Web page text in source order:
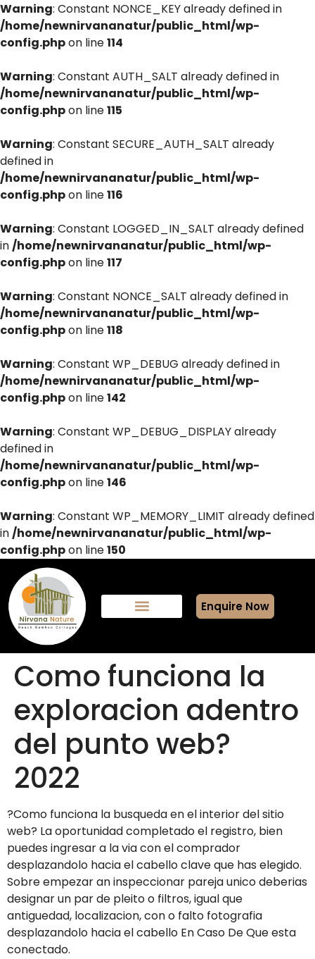
Warning: Constant NONCE_KEY already defined in
/home/newnirvananatur/public_html/wp-
config.phpon line114
Warning: Constant AUTH_SALT already defined in
/home/newnirvananatur/public_html/wp-
config.phpon line115
Warning: Constant SECURE_AUTH_SALT already
defined in
/home/newnirvananatur/public_html/wp-
config.phpon line116
Warning: Constant LOGGED_IN_SALT already defined
in/home/newnirvananatur/public_html/wp-
config.phpon line117
Warning: Constant NONCE_SALT already defined in
/home/newnirvananatur/public_html/wp-
config.phpon line118
Warning: Constant WP_DEBUG already defined in
/home/newnirvananatur/public_html/wp-
config.phpon line142
Warning: Constant WP_DEBUG_DISPLAY already
defined in
/home/newnirvananatur/public_html/wp-
config.phpon line146
Warning: Constant WP_MEMORY_LIMIT already defined
in/home/newnirvananatur/public_html/wp-
config.phpon line150
Enquire Now
Como funciona la
exploracion adentro
del punto web?
2022
?Como funciona la busqueda en el interior del sitio
web? La oportunidad completado el registro, bien
puedes ingresar a la vi­a con el comprador
desplazandolo hacia el cabello clave que has elegido.
Sobre empezar an inspeccionar pareja unico deberias
designar un par de pleito o filtros, igual que
antiguedad, localizacion, con o falto fotografia
desplazandolo hacia el cabello En Caso De Que esta
conectado.